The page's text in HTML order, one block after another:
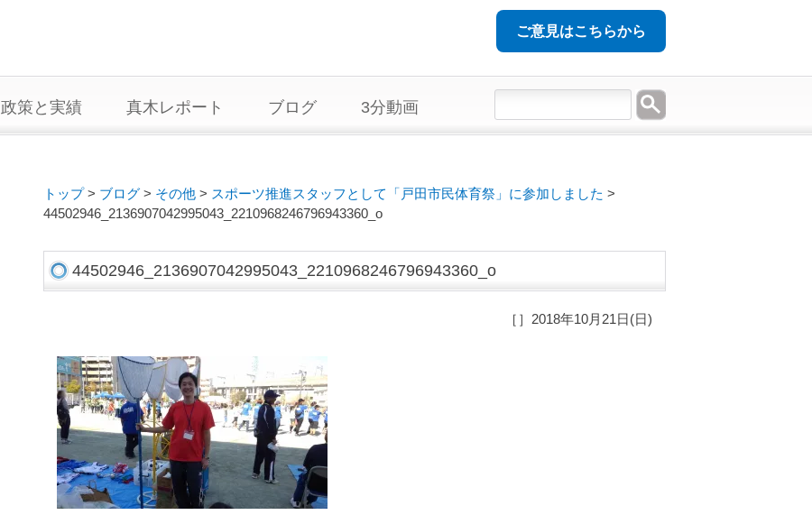
ご意見はこちらから
政策と実績 真木レポート ブログ 3分動画
トップ> ブログ > その他 > スポーツ推進スタッフとして「戸田市民体育祭」に参加しました >
44502946_2136907042995043_2210968246796943360_o
44502946_2136907042995043_2210968246796943360_o
［］2018年10月21日(日)